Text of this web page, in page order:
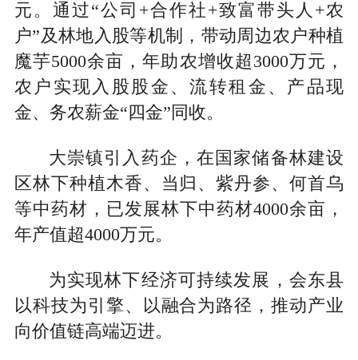
元。通过“公司+合作社+致富带头人+农
户”及林地入股等机制，带动周边农户种植
魔芋5000余亩，年助农增收超3000万元，
农户实现入股股金、流转租金、产品现
金、务农薪金“四金”同收。
大崇镇引入药企，在国家储备林建设
区林下种植木香、当归、紫丹参、何首乌
等中药材，已发展林下中药材4000余亩，
年产值超4000万元。
为实现林下经济可持续发展，会东县
以科技为引擎、以融合为路径，推动产业
向价值链高端迈进。